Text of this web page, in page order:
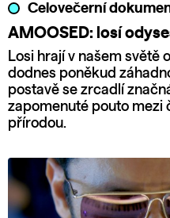
Celovečerní
AMOOSED: losí
Losi hrají v našem světě
dodnes poněkud
postavě se zrcadlí
zapomenuté pouto mezi
přírodou.